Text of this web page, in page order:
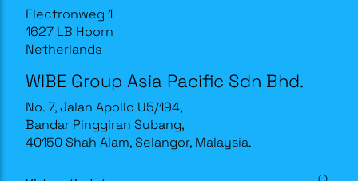
Electronweg 1
1627 LB Hoorn
Netherlands
WIBE Group Asia Pacific Sdn Bhd.
No. 7, Jalan Apollo U5/194,
Bandar Pinggiran Subang,
40150 Shah Alam, Selangor, Malaysia.